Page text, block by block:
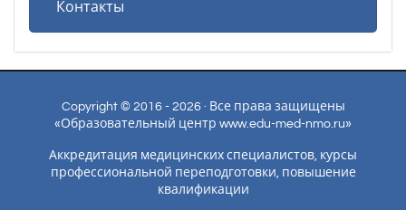
Контакты
Copyright © 2016 - 2026 · Все права защищены
«Образовательный центр www.edu-med-nmo.ru»
Аккредитация медицинских специалистов, курсы
профессиональной переподготовки, повышение
квалификации